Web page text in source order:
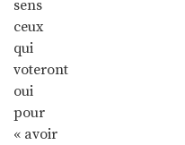
sens
ceux
qui
voteront
oui
pour
« avoir